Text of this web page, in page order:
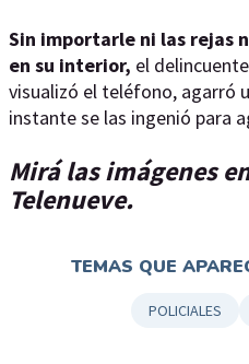
Sin importarle ni las rejas
en su interior, el
visualizó el teléfono, agarró
instante se las ingenió para
Mirá las imágenes
Telenueve.
TEMAS QUE
POLICIALES